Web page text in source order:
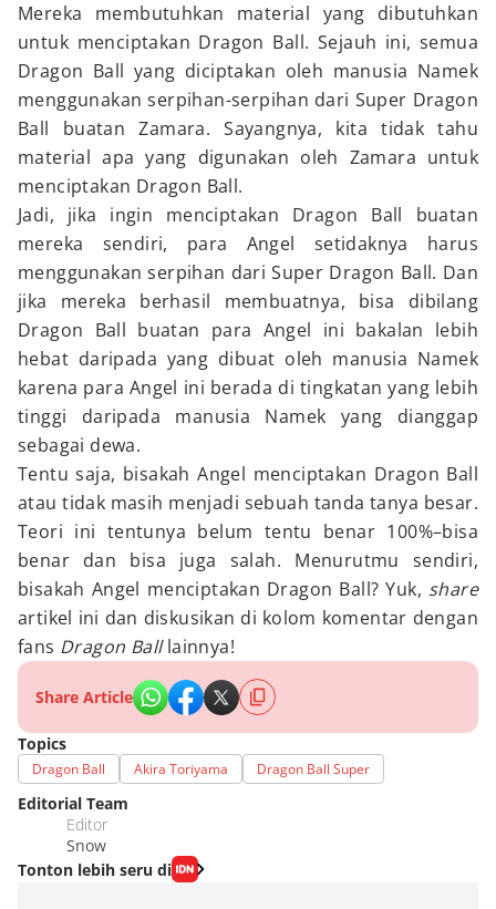
Mereka membutuhkan material yang dibutuhkan
untuk menciptakan Dragon Ball. Sejauh ini, semua
Dragon Ball yang diciptakan oleh manusia Namek
menggunakan serpihan-serpihan dari Super Dragon
Ball buatan Zamara. Sayangnya, kita tidak tahu
material apa yang digunakan oleh Zamara untuk
menciptakan Dragon Ball.
Jadi, jika ingin menciptakan Dragon Ball buatan
mereka sendiri, para Angel setidaknya harus
menggunakan serpihan dari Super Dragon Ball. Dan
jika mereka berhasil membuatnya, bisa dibilang
Dragon Ball buatan para Angel ini bakalan lebih
hebat daripada yang dibuat oleh manusia Namek
karena para Angel ini berada di tingkatan yang lebih
tinggi daripada manusia Namek yang dianggap
sebagai dewa.
Tentu saja, bisakah Angel menciptakan Dragon Ball
atau tidak masih menjadi sebuah tanda tanya besar.
Teori ini tentunya belum tentu benar 100%–bisa
benar dan bisa juga salah. Menurutmu sendiri,
bisakah Angel menciptakan Dragon Ball? Yuk, share
artikel ini dan diskusikan di kolom komentar dengan
fans Dragon Balllainnya!
Share Article
Topics
Dragon Ball Akira Toriyama Dragon Ball Super
Editorial Team
Editor
Snow
Tonton lebih seru di